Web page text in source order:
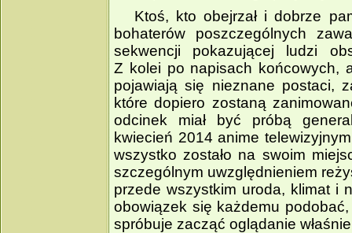
Ktoś, kto obejrzał i dobrze
bohaterów poszczególnych
sekwencji pokazującej ludzi
Z kolei po napisach końcowych,
pojawiają się nieznane postaci,
które dopiero zostaną
odcinek miał być próbą
kwiecień 2014 anime
wszystko zostało na swoim
szczególnym uwzględnieniem
przede wszystkim uroda, klimat i
obowiązek się każdemu
spróbuje zacząć oglądanie